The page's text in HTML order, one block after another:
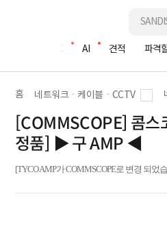
조립PC AI 견적 파격
홈 네트워크ㆍ케이블ㆍCCTV
[COMMSCOPE] 콤
정품] ▶ 구 AMP ◀
[TYCO AMP가 COMMSCOPE로 변경 되었